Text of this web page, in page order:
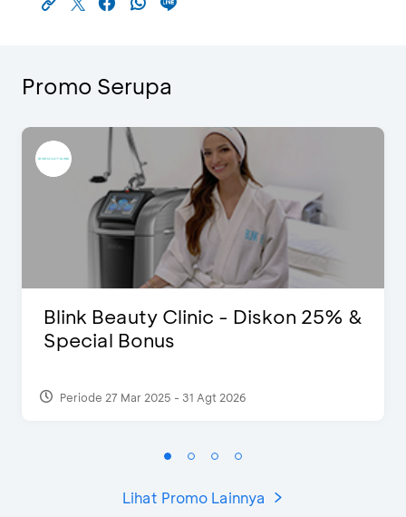
Promo Serupa
Blink Beauty Clinic - Diskon 25% &
Special Bonus
Periode 27 Mar 2025 - 31 Agt 2026
Lihat Promo Lainnya